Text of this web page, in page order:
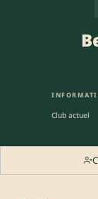
Club actuel